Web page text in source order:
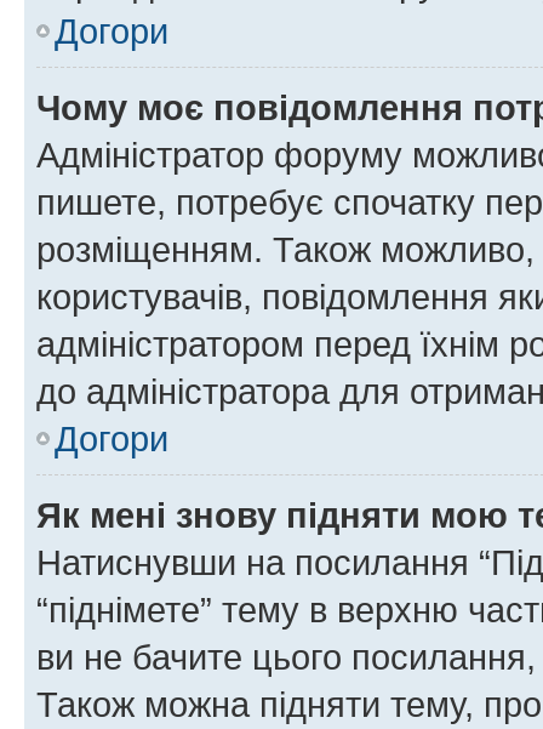
Догори
Чому моє повідомлення
Адміністратор форуму
пишете, потребує спочатку
розміщенням. Також можливо,
користувачів, повідомлення
адміністратором перед їхнім
до адміністратора для
Догори
Як мені знову підняти мою
Натиснувши на посилання
“піднімете” тему в верхню
ви не бачите цього
Також можна підняти тему,